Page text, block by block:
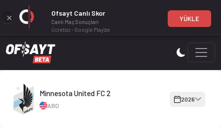
Minnesota United FC 2 2026 sezonu | MLS Next Pro'de
Minnesota United FC 2
ABD
2026
Ofsayt Canlı Skor
Canlı Maç Sonuçları
Ücretsiz - Google Play'de
YÜKLE